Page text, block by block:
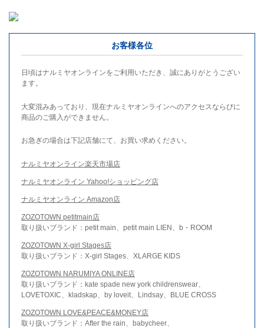
お客様各位
日頃はナルミヤオンラインをご利用いただき、誠にありがとうござい
ます。
大変混みあっており、現在ナルミヤオンラインへのアクセスならびに
商品のご購入ができません。
お急ぎの場合は下記店舗にて、お買い求めください。
ナルミヤオンライン楽天市場店
ナルミヤオンライン Yahoo!ショッピング店
ナルミヤオンライン Amazon店
ZOZOTOWN petitmain店
取り扱いブランド：petit main、petit main LIEN、b・ROOM
ZOZOTOWN X-girl Stages店
取り扱いブランド：X-girl Stages、XLARGE KIDS
ZOZOTOWN NARUMIYA ONLINE店
取り扱いブランド：kate spade new york childrenswear、
LOVETOXIC、kladskap、by loveit、Lindsay、BLUE CROSS
ZOZOTOWN LOVE&PEACE&MONEY店
取り扱いブランド：After the rain、babycheer、